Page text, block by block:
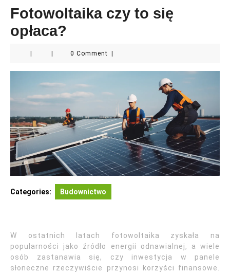
Fotowoltaika czy to się
opłaca?
0 Comment
Categories: Budownictwo
W ostatnich latach fotowoltaika zyskała na
popularności jako źródło energii odnawialnej, a wiele
osób zastanawia się, czy inwestycja w panele
słoneczne rzeczywiście przynosi korzyści finansowe.